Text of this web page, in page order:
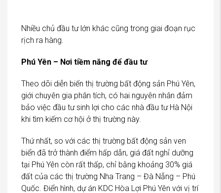
Nhiều chủ đầu tư lớn khác cũng trong giai đoạn rục
rịch ra hàng.
Phú Yên – Nơi tiềm năng để đầu tư
Theo dõi diễn biến thị trường bất động sản Phú Yên,
giới chuyên gia phân tích, có hai nguyên nhân đảm
bảo việc đầu tư sinh lợi cho các nhà đầu tư Hà Nội
khi tìm kiếm cơ hội ở thị trường này.
Thứ nhất, so với các thị trường bất động sản ven
biển đã trở thành điểm hấp dẫn, giá đất nghỉ dưỡng
tại Phú Yên còn rất thấp, chỉ bằng khoảng 30% giá
đất của các thị trường Nha Trang – Đà Nẵng – Phú
Quốc. Điển hình, dự án KDC Hòa Lợi Phú Yên với vị trí